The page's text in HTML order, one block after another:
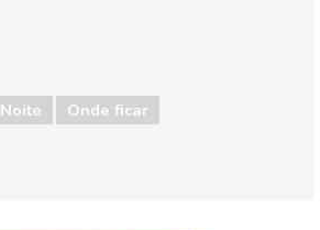
Noite
Onde ficar